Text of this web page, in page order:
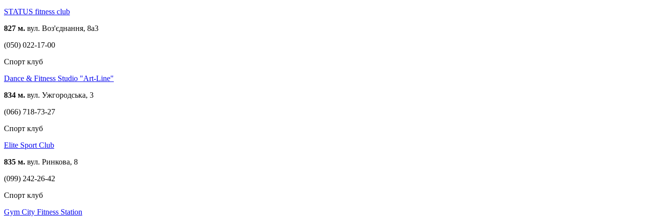
STATUS fitness club
827 м. вул. Воз'єднання, 8а3
(050) 022-17-00
Спорт клуб
Dance & Fitness Studio "Art-Line"
834 м. вул. Ужгородська, 3
(066) 718-73-27
Спорт клуб
Elite Sport Club
835 м. вул. Ринкова, 8
(099) 242-26-42
Спорт клуб
Gym City Fitness Station